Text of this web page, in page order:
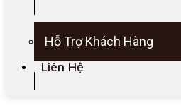
Hỗ Trợ Khách Hàng
Liên Hệ